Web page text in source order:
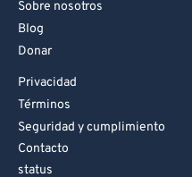
Sobre nosotros
Blog
Donar
Privacidad
Términos
Seguridad y cumplimiento
Contacto
status